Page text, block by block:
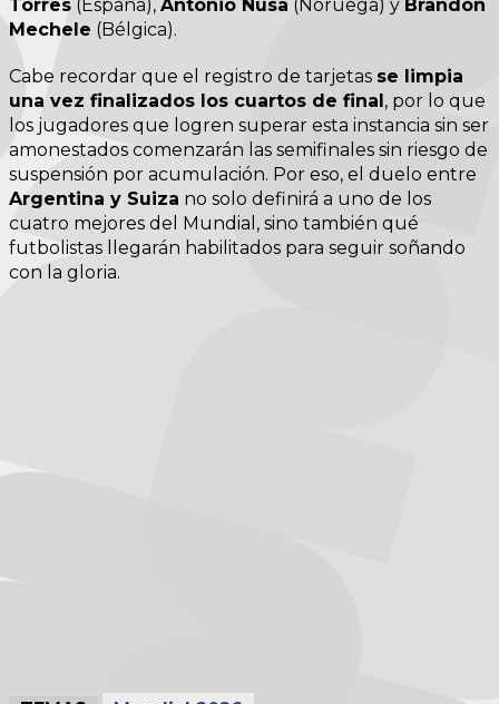
Torres (España), Antonio Nusa (Noruega) y Brandon
Mechele (Bélgica).
Cabe recordar que el registro de tarjetas se limpia
una vez finalizados los cuartos de final, por lo que
los jugadores que logren superar esta instancia sin ser
amonestados comenzarán las semifinales sin riesgo de
suspensión por acumulación. Por eso, el duelo entre
Argentina y Suiza no solo definirá a uno de los
cuatro mejores del Mundial, sino también qué
futbolistas llegarán habilitados para seguir soñando
con la gloria.